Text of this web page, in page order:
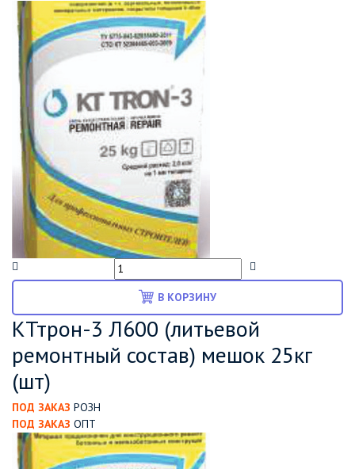
В КОРЗИНУ
КТтрон-3 Л600 (литьевой
ремонтный состав) мешок 25кг
(шт)
ПОД ЗАКАЗ РОЗН
ПОД ЗАКАЗ ОПТ